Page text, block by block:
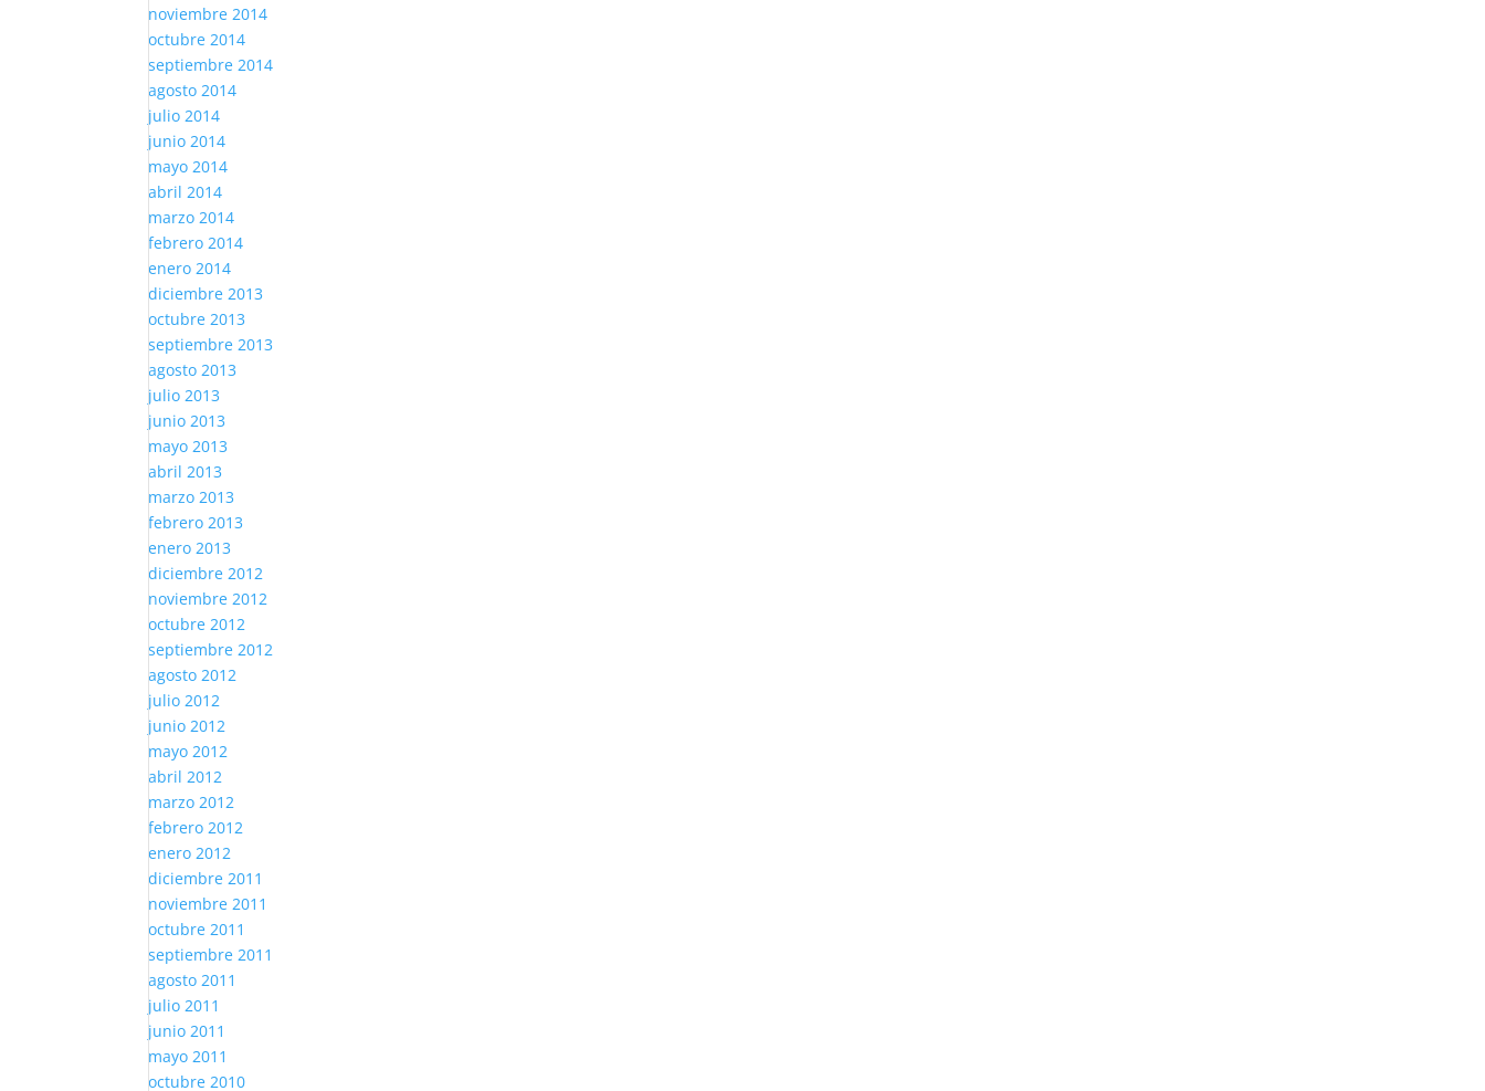
noviembre 2014
octubre 2014
septiembre 2014
agosto 2014
julio 2014
junio 2014
mayo 2014
abril 2014
marzo 2014
febrero 2014
enero 2014
diciembre 2013
octubre 2013
septiembre 2013
agosto 2013
julio 2013
junio 2013
mayo 2013
abril 2013
marzo 2013
febrero 2013
enero 2013
diciembre 2012
noviembre 2012
octubre 2012
septiembre 2012
agosto 2012
julio 2012
junio 2012
mayo 2012
abril 2012
marzo 2012
febrero 2012
enero 2012
diciembre 2011
noviembre 2011
octubre 2011
septiembre 2011
agosto 2011
julio 2011
junio 2011
mayo 2011
octubre 2010